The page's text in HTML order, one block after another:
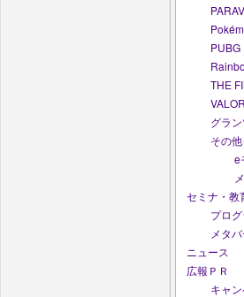
PUBG
THE
グラ
その
e
セミナ・教
プロ
メタ
ニュース
広報ＰＲ
キャ